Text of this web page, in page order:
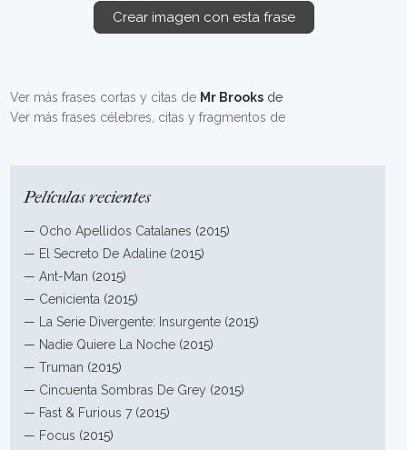
Crear imagen con esta frase
Ver más frases cortas y citas de Mr Brooks de
Ver más frases célebres, citas y fragmentos de
Películas recientes
— Ocho Apellidos Catalanes (2015)
— El Secreto De Adaline (2015)
—Ant-Man (2015)
— Cenicienta (2015)
—
La Serie Divergente: Insurgente (2015)
— Nadie Quiere La Noche (2015)
—Truman (2015)
— Cincuenta Sombras De Grey (2015)
— Fast & Furious 7 (2015)
— Focus (2015)